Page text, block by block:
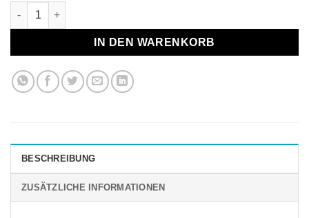
Modul Schraubendreher PROTWIST 9 Stk
IN DEN WARENKORB
BESCHREIBUNG
ZUSÄTZLICHE INFORMATIONEN